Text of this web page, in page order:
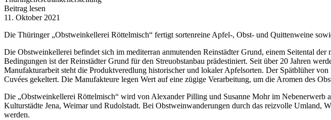
Beitrag lesen
11. Oktober 2021
Die Thüringer „Obstweinkellerei Röttelmisch“ fertigt sortenreine Apfel-, Obst- und Quittenweine
Die Obstweinkellerei befindet sich im mediterran anmutenden Reinstädter Grund, einem Seitental
Bedingungen ist der Reinstädter Grund für den Streuobstanbau prädestiniert. Seit über 20 Jahren
Manufakturarbeit steht die Produktveredlung historischer und lokaler Apfelsorten. Der Spätblüher
Cuvées gekeltert. Die Manufakteure legen Wert auf eine zügige Verarbeitung, um die Aromen des
Die „Obstweinkellerei Röttelmisch“ wird von Alexander Pilling und Susanne Mohr im Nebenerwerb
Kulturstädte Jena, Weimar und Rudolstadt. Bei Obstweinwanderungen durch das reizvolle Umland,
werden.